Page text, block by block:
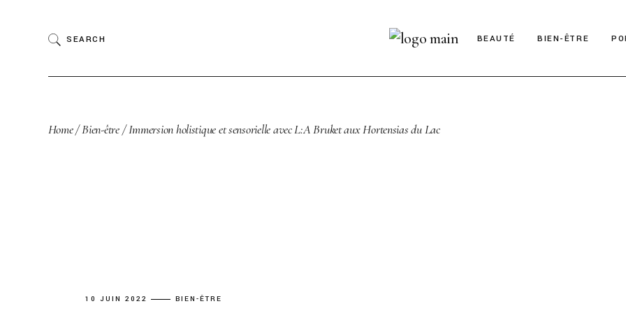
SEARCH BEAUTÉ BIEN-ÊTRE
Home Bien-être Immersion holistique et sensorielle avec L:A Bruket aux Hortensias du Lac
10 JUIN 2022 BIEN-ÊTRE